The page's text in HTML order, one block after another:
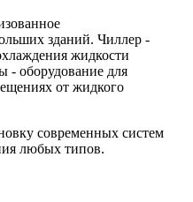
зданий. Чиллер -
жидкости
- оборудование для
от жидкого
современных систем
любых типов.